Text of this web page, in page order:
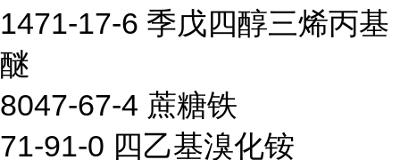
1471-17-6 季戊四醇三烯丙基
醚
8047-67-4 蔗糖铁
71-91-0 四乙基溴化铵